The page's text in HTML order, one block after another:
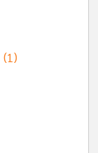
(1)